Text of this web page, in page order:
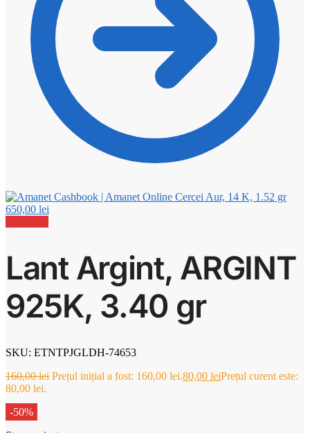
Cercei Aur, 14 K, 1.52 gr
650,00 lei
Lant Argint, ARGINT
925K, 3.40 gr
SKU: ETNTPJGLDH-74653
160,00lei Prețul inițial a fost: 160,00 lei.80,00 leiPrețul curent este:
80,00 lei.
-50%